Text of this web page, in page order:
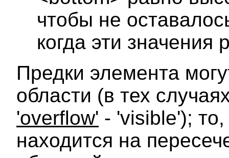
чтобы не
когда эти значения
Предки элемента
области (в тех
'overflow' - 'visible');
находится на